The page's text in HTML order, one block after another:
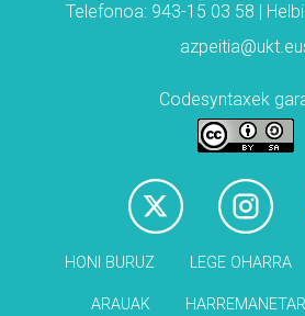
Telefonoa: 943-15 03 58 |
Codesyntaxek
HONI BURUZ LEGE OHARRA
ARAUAK